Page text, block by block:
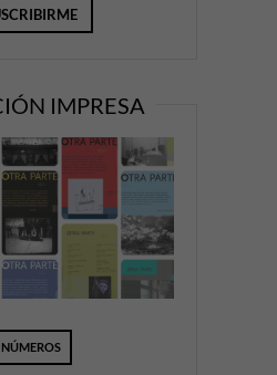
IMPRESA
NÚMEROS